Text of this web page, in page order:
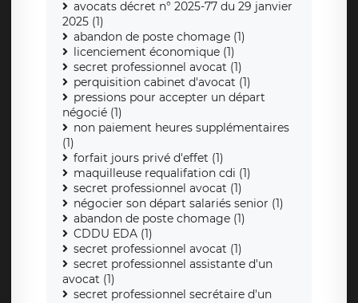
avocats décret n° 2025-77 du 29 janvier
2025 (1)
abandon de poste chomage (1)
licenciement économique (1)
secret professionnel avocat (1)
perquisition cabinet d'avocat (1)
pressions pour accepter un départ
négocié (1)
non paiement heures supplémentaires
(1)
forfait jours privé d'effet (1)
maquilleuse requalifation cdi (1)
secret professionnel avocat (1)
négocier son départ salariés senior (1)
abandon de poste chomage (1)
CDDU EDA (1)
secret professionnel avocat (1)
secret professionnel assistante d'un
avocat (1)
secret professionnel secrétaire d'un